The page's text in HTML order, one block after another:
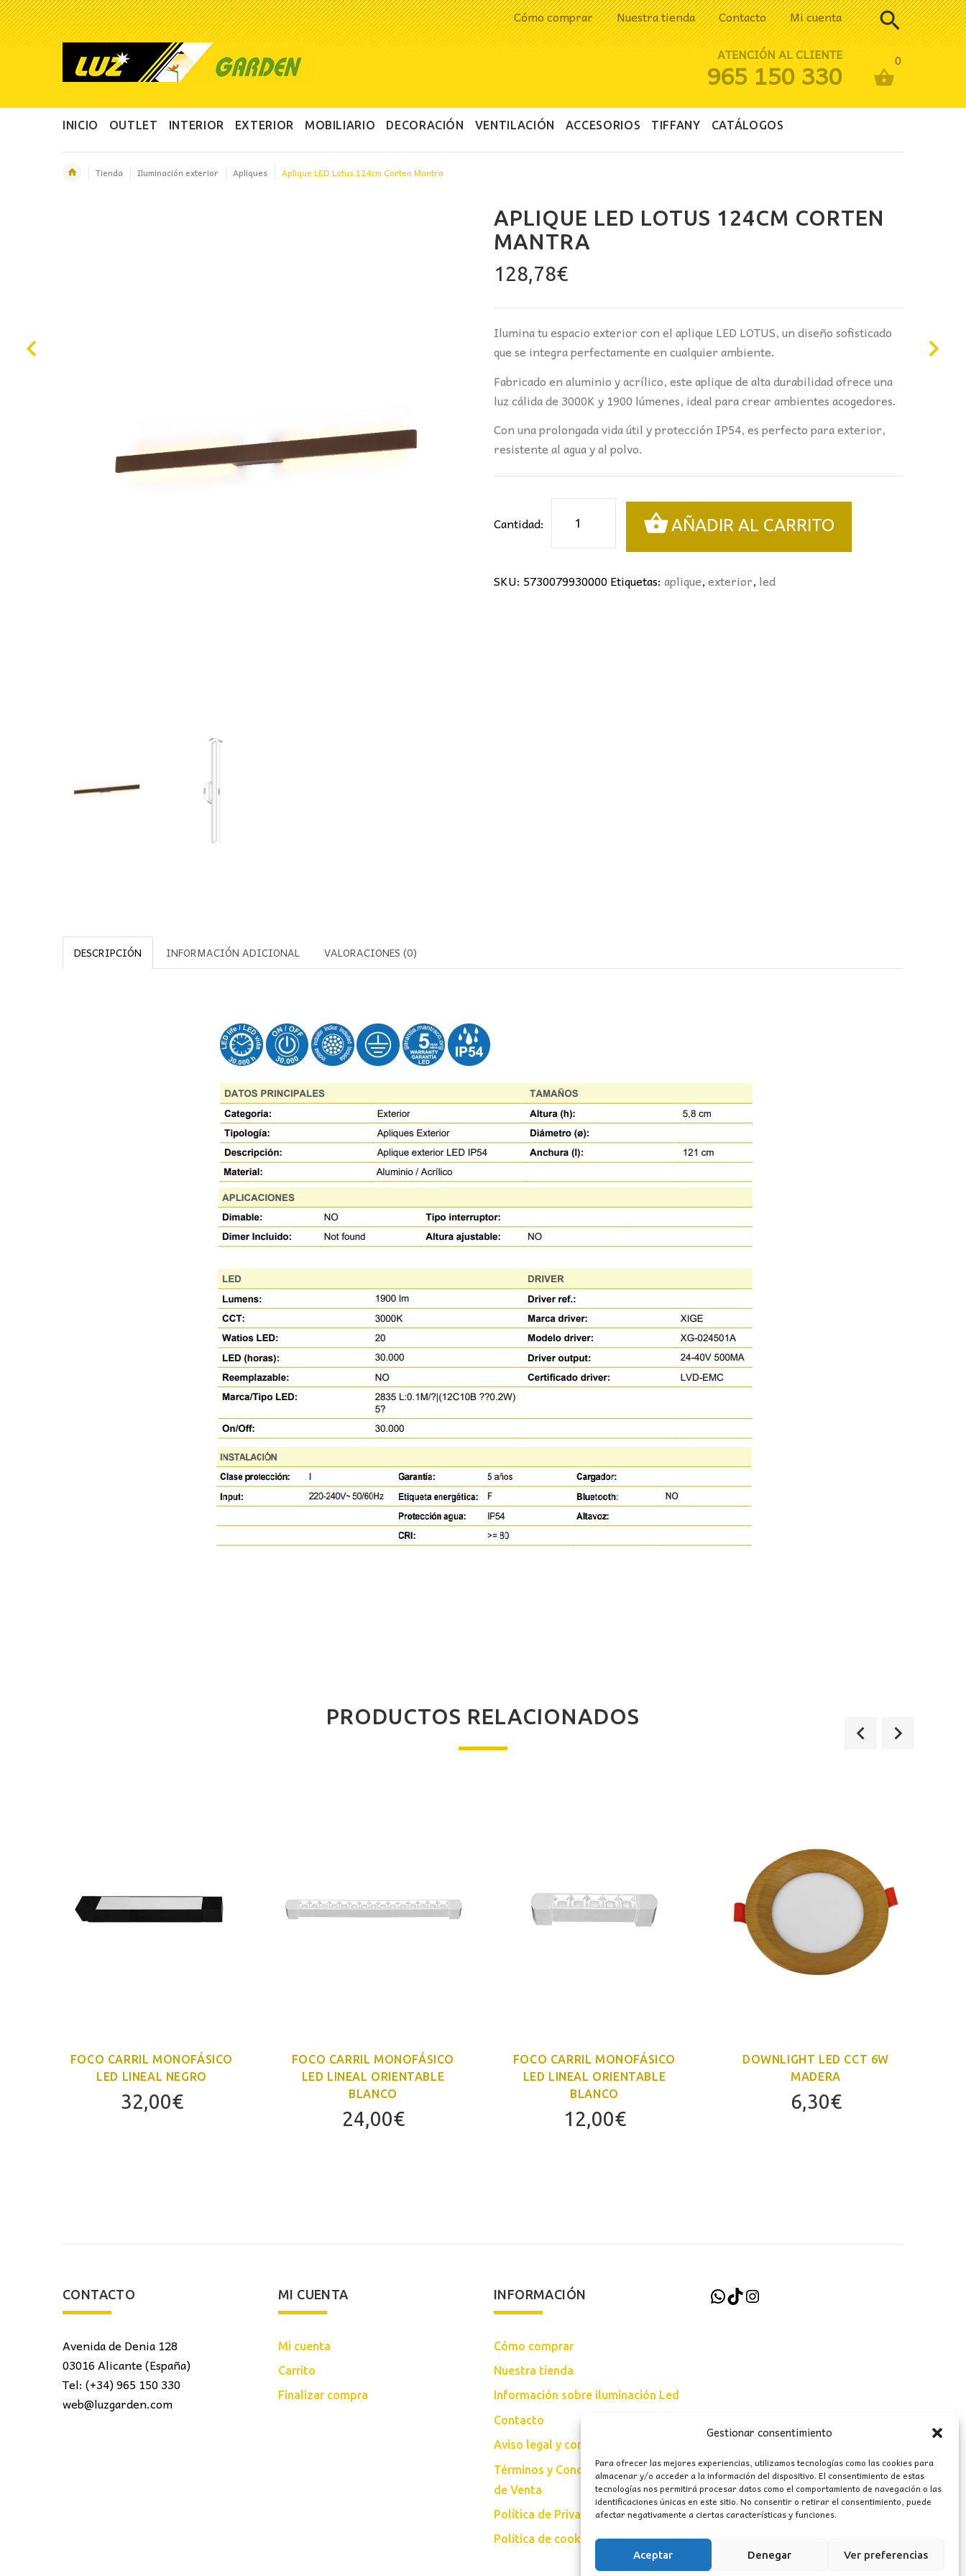
Gestionar consentimiento
Para ofrecer las mejores experiencias, utilizamos tecnologías como las cookies para
almacenar y/o acceder a la información del dispositivo. El consentimiento de estas
tecnologías nos permitirá procesar datos como el comportamiento de navegación o las
identificaciones únicas en este sitio. No consentir o retirar el consentimiento, puede
afectar negativamente a ciertas características y funciones.
Aceptar Denegar Ver preferencias
Cómo comprar Nuestra tienda Contacto Mi cuenta
0
ATENCIÓN AL CLIENTE
965 150 330
INICIO OUTLET INTERIOR EXTERIOR MOBILIARIO DECORACIÓN VENTILACIÓN ACCESORIOS TIFFANY CATÁLOGOS
Tienda Iluminación exterior Apliques Aplique LED Lotus 124cm Corten Mantra
APLIQUE LED LOTUS 124CM CORTEN
MANTRA
128,78€
Ilumina tu espacio exterior con el aplique LED LOTUS, un diseño sofisticado
que se integra perfectamente en cualquier ambiente.
Fabricado en aluminio y acrílico, este aplique de alta durabilidad ofrece una
luz cálida de 3000K y 1900 lúmenes, ideal para crear ambientes acogedores.
Con una prolongada vida útil y protección IP54, es perfecto para exterior,
resistente al agua y al polvo.
Cantidad:
Lotus
Corten
AÑADIR AL CARRITO
SKU: 5730079930000Etiquetas: aplique,exterior, led
DESCRIPCIÓN INFORMACIÓN ADICIONAL VALORACIONES (0)
PRODUCTOS RELACIONADOS
FOCO CARRIL MONOFÁSICO
LED LINEAL NEGRO
32,00€
FOCO CARRIL MONOFÁSICO
LED LINEAL ORIENTABLE
BLANCO
24,00€
FOCO CARRIL MONOFÁSICO
LED LINEAL ORIENTABLE
BLANCO
12,00€
DOWNLIGHT LED CCT 6W
MADERA
6,30€
CONTACTO
Avenida de Denia 128
03016 Alicante (España)
Tel: (+34) 965 150 330
web@luzgarden.com
MI CUENTA
Mi cuenta
Carrito
Finalizar compra
INFORMACIÓN
Cómo comprar
Nuestra tienda
Información sobre iluminación Led
Contacto
Aviso legal y condiciones de uso
Términos y Condiciones Generales
de Venta
Política de Privacidad
Política de cookies (UE)
WhatsApp
TikTokInstagram